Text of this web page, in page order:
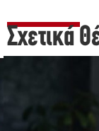
Σχετικά